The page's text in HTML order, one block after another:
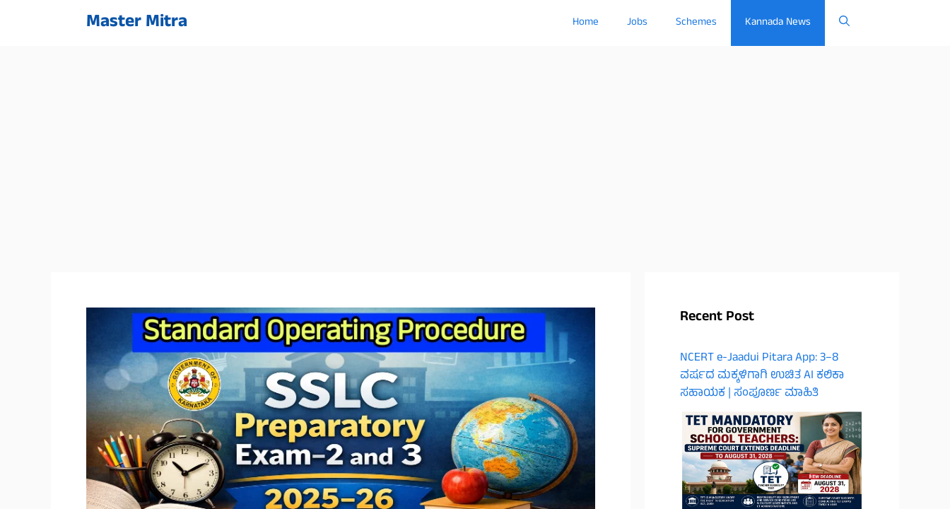
Master Mitra Home Jobs Schemes Kannada News
Recent Post
NCERT e-Jaadui Pitara App: 3–8
ವರ್ಷದ ಮಕ್ಕಳಿಗಾಗಿ ಉಚಿತ AI ಕಲಿಕಾ
ಸಹಾಯಕ | ಸಂಪೂರ್ಣ ಮಾಹಿತಿ